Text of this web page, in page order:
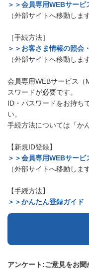
＞＞会員専用WEBサー
（外部サイトへ移動しま
［手続方法］
＞＞お客さま情報の照会
（外部サイトへ移動しま
会員専用WEBサービス
スワードが必要です。
ID・パスワードをお持ち
い。
手続方法については「か
【新規ID登録】
＞＞会員専用WEBサー
（外部サイトへ移動しま
【手続方法】
＞＞かんたん登録ガイド
アンケート:ご意見をお聞